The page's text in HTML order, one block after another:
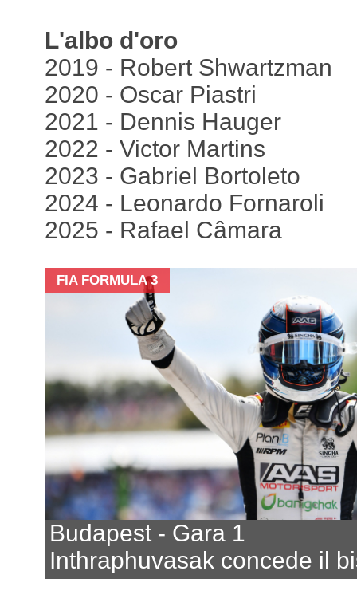
L'albo d'oro
2019 - Robert Shwartzman
2020 - Oscar Piastri
2021 - Dennis Hauger
2022 - Victor Martins
2023 - Gabriel Bortoleto
2024 - Leonardo Fornaroli
2025 - Rafael Câmara
FIA FORMULA 3
Budapest - Gara 1
Inthraphuvasak concede il